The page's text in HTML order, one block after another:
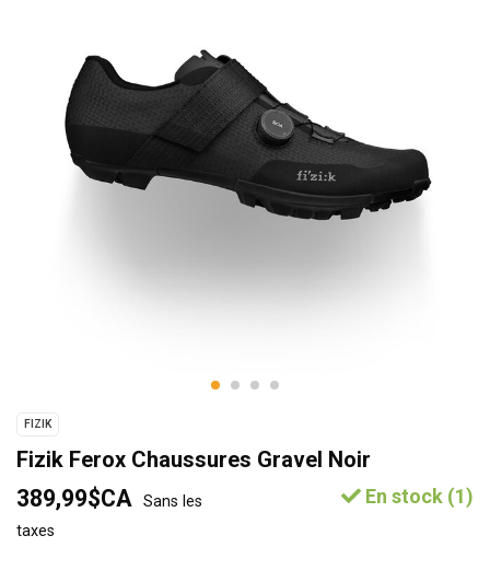
FIZIK
Fizik Ferox Chaussures Gravel Noir
389,99$CA Sans les
taxes
En stock (1)